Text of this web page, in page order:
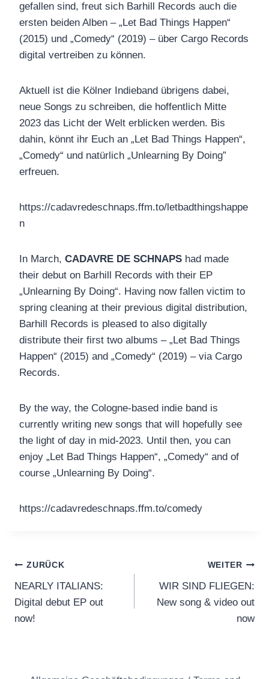
gefallen sind, freut sich Barhill Records auch die
ersten beiden Alben – „Let Bad Things Happen“
(2015) und „Comedy“ (2019) – über Cargo Records
digital vertreiben zu können.
Aktuell ist die Kölner Indieband übrigens dabei,
neue Songs zu schreiben, die hoffentlich Mitte
2023 das Licht der Welt erblicken werden. Bis
dahin, könnt ihr Euch an „Let Bad Things Happen“,
„Comedy“ und natürlich „Unlearning By Doing”
erfreuen.
https://cadavredeschnaps.ffm.to/letbadthingshappe
n
In March, CADAVRE DE SCHNAPS had made
their debut on Barhill Records with their EP
„Unlearning By Doing“. Having now fallen victim to
spring cleaning at their previous digital distribution,
Barhill Records is pleased to also digitally
distribute their first two albums – „Let Bad Things
Happen“ (2015) and „Comedy“ (2019) – via Cargo
Records.
By the way, the Cologne-based indie band is
currently writing new songs that will hopefully see
the light of day in mid-2023. Until then, you can
enjoy „Let Bad Things Happen“, „Comedy“ and of
course „Unlearning By Doing“.
https://cadavredeschnaps.ffm.to/comedy
Beitragsnavigation
ZURÜCK
NEARLY ITALIANS:
Digital debut EP out
now!
WEITER
WIR SIND FLIEGEN:
New song & video out
now